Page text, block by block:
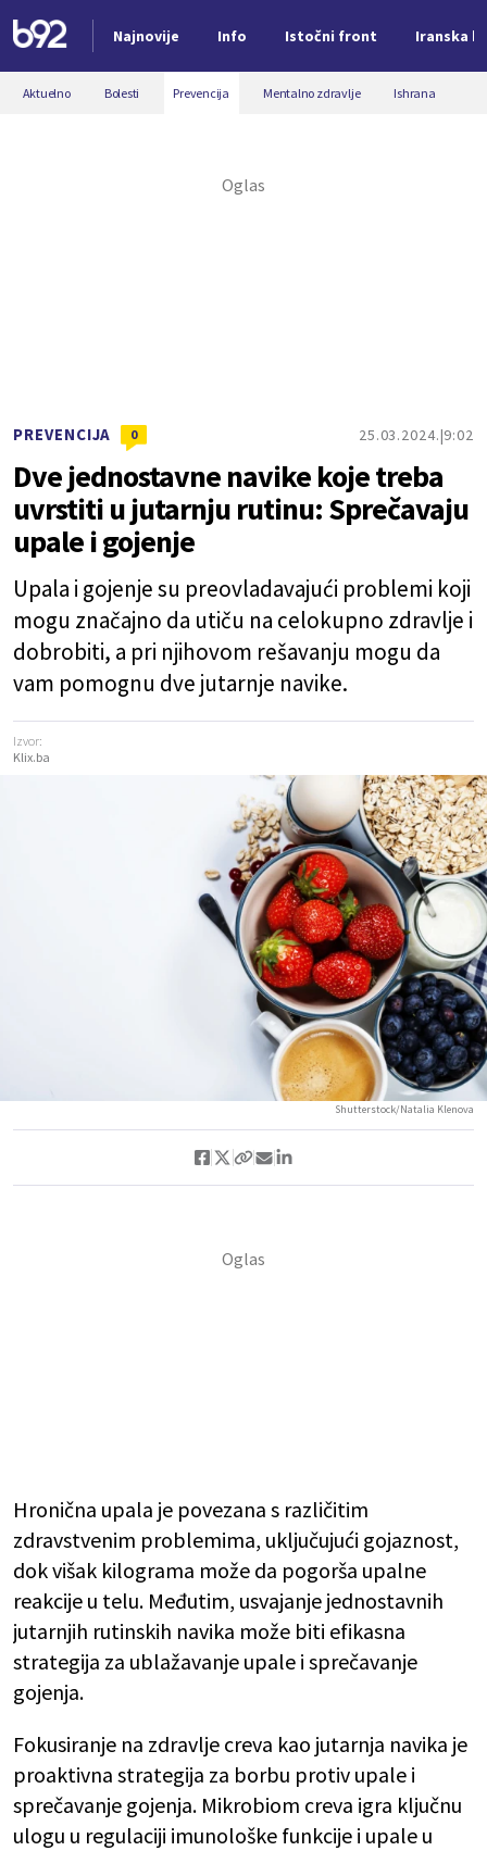
Najnovije Info Istočni front Iranska
Nova vest
Aktuelno Bolesti Prevencija Mentalno zdravlje Ishrana
PREVENCIJA 0 25.03.2024. 9:02
Dve jednostavne navike koje treba
uvrstiti u jutarnju rutinu: Sprečavaju
upale i gojenje
Upala i gojenje su preovladavajući problemi koji
mogu značajno da utiču na celokupno zdravlje i
dobrobiti, a pri njihovom rešavanju mogu da
vam pomognu dve jutarnje navike.
Izvor:
Klix.ba
Shutterstock/Natalia Klenova
Hronična upala je povezana s različitim
zdravstvenim problemima, uključujući gojaznost,
dok višak kilograma može da pogorša upalne
reakcije u telu. Međutim, usvajanje jednostavnih
jutarnjih rutinskih navika može biti efikasna
strategija za ublažavanje upale i sprečavanje
gojenja.
Fokusiranje na zdravlje creva kao jutarnja navika je
proaktivna strategija za borbu protiv upale i
sprečavanje gojenja. Mikrobiom creva igra ključnu
ulogu u regulaciji imunološke funkcije i upale u